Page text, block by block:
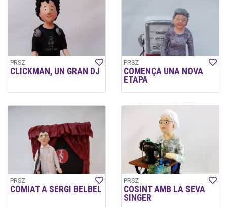
PRSZ
CLICKMAN, UN GRAN DJ
PRSZ
COMENÇA UNA NOVA
ETAPA
PRSZ
COMIAT A SERGI BELBEL
PRSZ
COSINT AMB LA SEVA
SINGER